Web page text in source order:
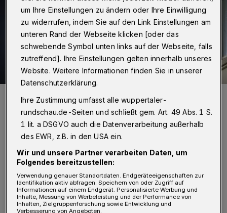
Foto: Christoph Petersen
E Leitstelle um 15:16 Uhr mitgeteilt, dass
sich wegen des Sturms Ziegel vom Dach des
um Ihre Einstellungen zu ändern oder Ihre Einwilligung
zu widerrufen, indem Sie auf den Link Einstellungen am
unteren Rand der Webseite klicken [oder das
schwebende Symbol unten links auf der Webseite, falls
zutreffend]. Ihre Einstellungen gelten innerhalb unseres
Website. Weitere Informationen finden Sie in unserer
Datenschutzerklärung.
Ihre Zustimmung umfasst alle wuppertaler-
rundschau.de-Seiten und schließt gem. Art. 49 Abs. 1 S.
1 lit. a DSGVO auch die Datenverarbeitung außerhalb
des EWR, z.B. in den USA ein.
Wir und unsere Partner verarbeiten Daten, um
Folgendes bereitzustellen:
Verwendung genauer Standortdaten. Endgeräteeigenschaften zur
Identifikation aktiv abfragen. Speichern von oder Zugriff auf
Informationen auf einem Endgerät. Personalisierte Werbung und
Inhalte, Messung von Werbeleistung und der Performance von
Inhalten, Zielgruppenforschung sowie Entwicklung und
Verbesserung von Angeboten.